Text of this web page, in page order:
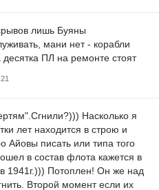
лишь Буяны
мани нет - корабли
ПЛ на ремонте стоят
Насколько я
лет находится в строю и
Айовы писать или типа того
в состав флота кажется в
1941г.))) Потоплен! Он же над
Второй момент если их